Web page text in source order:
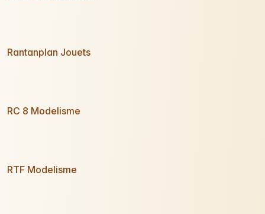
Rantanplan Jouets
RC 8 Modelisme
RTF Modelisme